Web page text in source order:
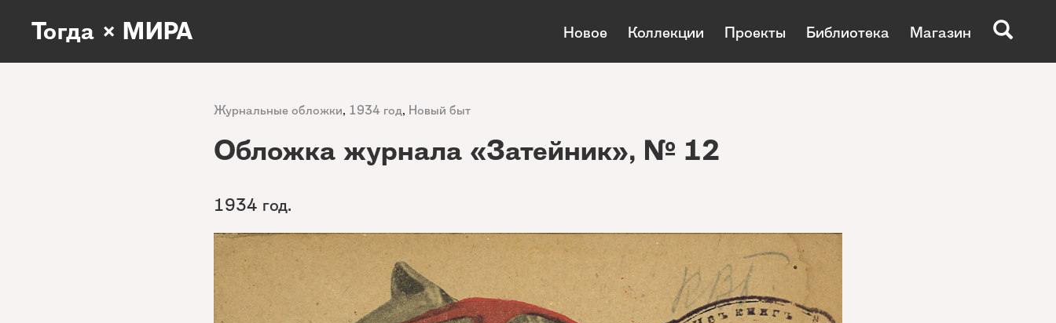
Тогда × МИРА Новое Коллекции Проекты Библиотека Магазин
Журнальные обложки, 1934 год, Новый быт
Обложка журнала «Затейник», № 12
1934 год.